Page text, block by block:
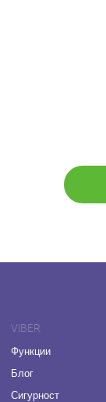
VIBER
Функции
Блог
Сигурност